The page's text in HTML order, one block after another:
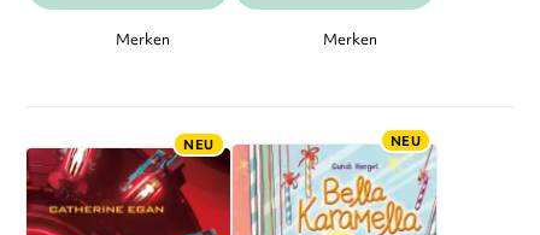
Merken Merken
NEU NEU